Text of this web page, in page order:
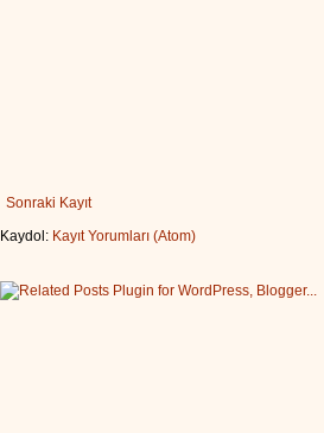
Sonraki Kayıt
Kaydol: Kayıt Yorumları (Atom)